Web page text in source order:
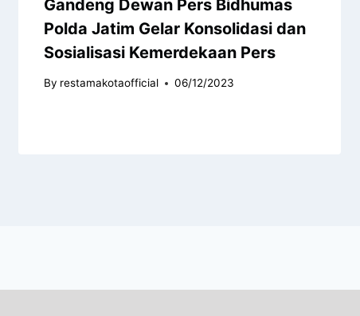
Gandeng Dewan Pers Bidhumas
Polda Jatim Gelar Konsolidasi dan
Sosialisasi Kemerdekaan Pers
By restamakotaofficial 06/12/2023